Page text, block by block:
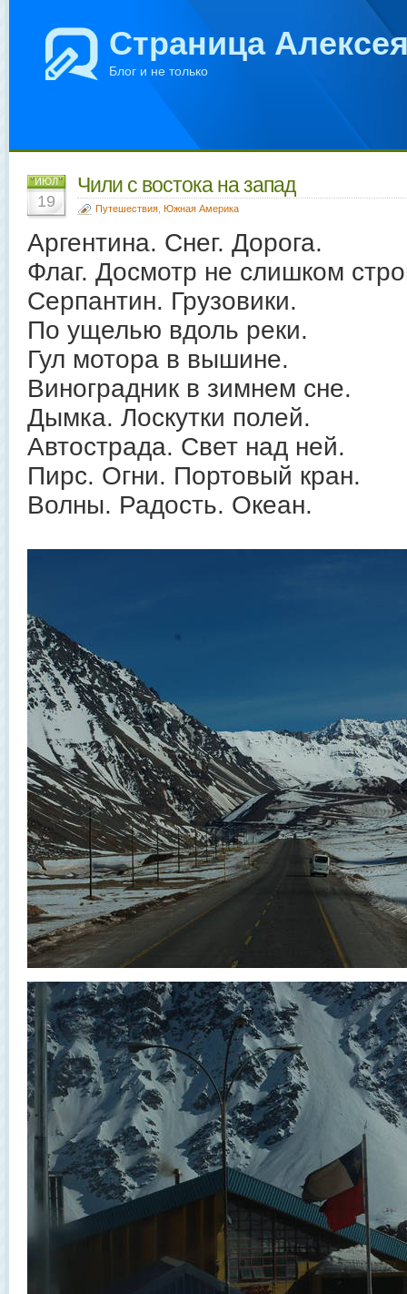
Страница
Блог и не только
ИЮЛ
19
Чили с востока на запад
Путешествия Южная Америка
Аргентина. Снег. Дорога.
Флаг. Досмотр не слишком
Серпантин. Грузовики.
По ущелью вдоль реки.
Гул мотора в вышине.
Виноградник в зимнем сне.
Дымка. Лоскутки полей.
Автострада. Свет над ней.
Пирс. Огни. Портовый кран.
Волны. Радость. Океан.